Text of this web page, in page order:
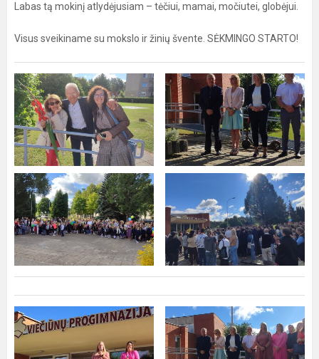
Labas tą mokinį atlydėjusiam – tėčiui, mamai, močiutei, globėjui.
Visus sveikiname su mokslo ir žinių švente. SĖKMINGO STARTO!